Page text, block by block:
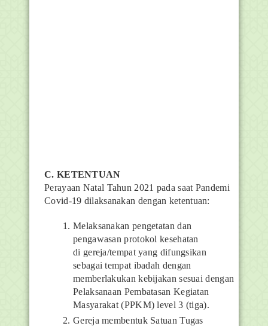
C. KETENTUAN
Perayaan Natal Tahun 2021 pada saat Pandemi
Covid-19 dilaksanakan dengan ketentuan:
Melaksanakan pengetatan dan
pengawasan protokol kesehatan
di gereja/tempat yang difungsikan
sebagai tempat ibadah dengan
memberlakukan kebijakan sesuai dengan
Pelaksanaan Pembatasan Kegiatan
Masyarakat (PPKM) level 3 (tiga).
Gereja membentuk Satuan Tugas